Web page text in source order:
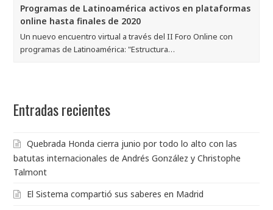
Programas de Latinoamérica activos en plataformas
online hasta finales de 2020
Un nuevo encuentro virtual a través del II Foro Online con
programas de Latinoamérica: "Estructura…
Entradas recientes
Quebrada Honda cierra junio por todo lo alto con las
batutas internacionales de Andrés González y Christophe
Talmont
El Sistema compartió sus saberes en Madrid